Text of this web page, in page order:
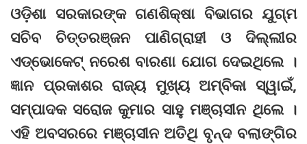
ଓଡ଼ିଶା ସରକାରଙ୍କ ଗଣଶିକ୍ଷା ବିଭାଗର ଯୁଗ୍ମ
ସଚିବ ଚିତ୍ତରଞ୍ଜନ ପାଣିଗ୍ରାହୀ ଓ ଦିଲ୍ଲୀର
ଏଡ୍‌ଭୋକେଟ୍ ନରେଶ ବାରଣା ଯୋଗ ଦେଇଥିଲେ ।
ଜ୍ଞାନ ପ୍ରକାଶର ରାଜ୍ୟ ମୁଖ୍ୟ ଅମ୍ବିକା ସ୍ୱାଇଁ,
ସମ୍ପାଦକ ସରୋଜ କୁମାର ସାହୁ ମଞ୍ଚାସୀନ ଥିଲେ ।
ଏହି ଅବସରରେ ମଞ୍ଚାସୀନ ଅତିଥି ବୃନ୍ଦ ବଲାଙ୍ଗିର